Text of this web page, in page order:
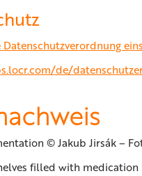
de/
© Jakub Jirsák –
filled with